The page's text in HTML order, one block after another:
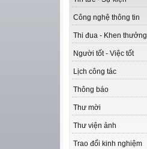
Công nghệ thông tin
Thi đua - Khen thưởng
Người tốt - Việc tốt
Lịch công tác
Thông báo
Thư mời
Thư viện ảnh
Trao đổi kinh nghiệm